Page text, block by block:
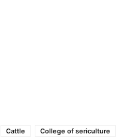
Cattle
College of sericulture